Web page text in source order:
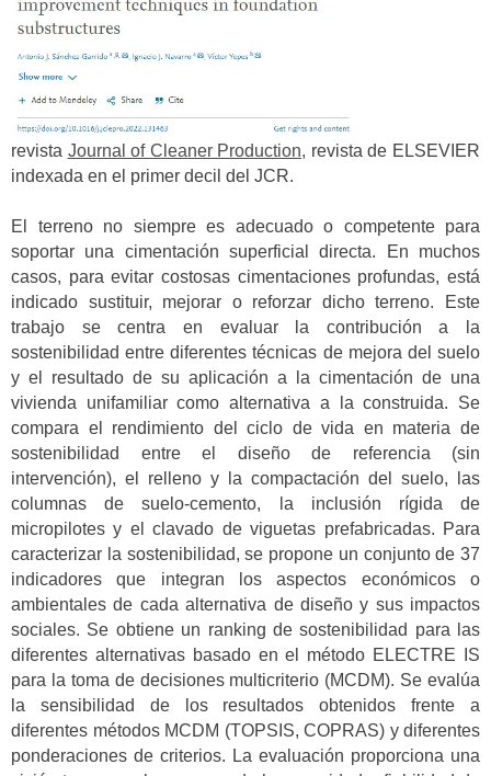
revista Journal of Cleaner Production, revista de ELSEVIER
indexada en el primer decil del JCR.
El terreno no siempre es adecuado o competente para
soportar una cimentación superficial directa. En muchos
casos, para evitar costosas cimentaciones profundas, está
indicado sustituir, mejorar o reforzar dicho terreno. Este
trabajo se centra en evaluar la contribución a la
sostenibilidad entre diferentes técnicas de mejora del suelo
y el resultado de su aplicación a la cimentación de una
vivienda unifamiliar como alternativa a la construida. Se
compara el rendimiento del ciclo de vida en materia de
sostenibilidad entre el diseño de referencia (sin
intervención), el relleno y la compactación del suelo, las
columnas de suelo-cemento, la inclusión rígida de
micropilotes y el clavado de viguetas prefabricadas. Para
caracterizar la sostenibilidad, se propone un conjunto de 37
indicadores que integran los aspectos económicos o
ambientales de cada alternativa de diseño y sus impactos
sociales. Se obtiene un ranking de sostenibilidad para las
diferentes alternativas basado en el método ELECTRE IS
para la toma de decisiones multicriterio (MCDM). Se evalúa
la sensibilidad de los resultados obtenidos frente a
diferentes métodos MCDM (TOPSIS, COPRAS) y diferentes
ponderaciones de criterios. La evaluación proporciona una